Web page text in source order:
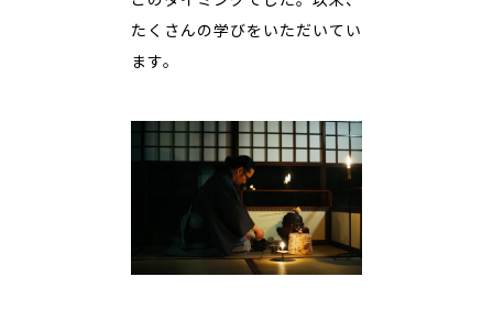
たくさんの学びをいただいてい
ます。